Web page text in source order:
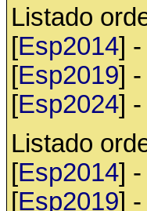
Listado
[Esp2014] -
[Esp2019] -
[Esp2024] -
Listado
[Esp2014] -
[Esp2019] -